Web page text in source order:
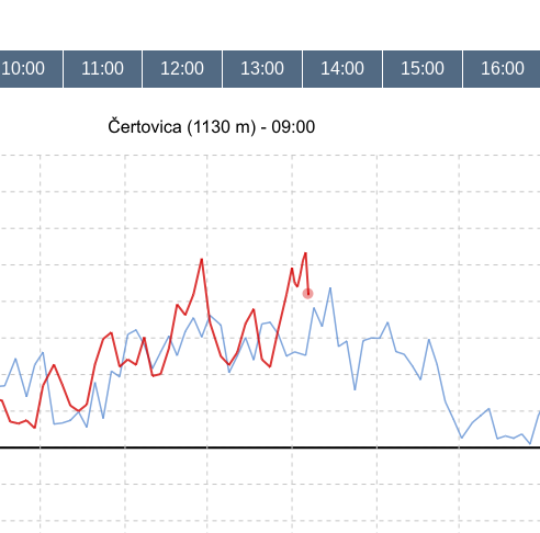
10:00 11:00 12:00 13:00 14:00 15:00 16:00